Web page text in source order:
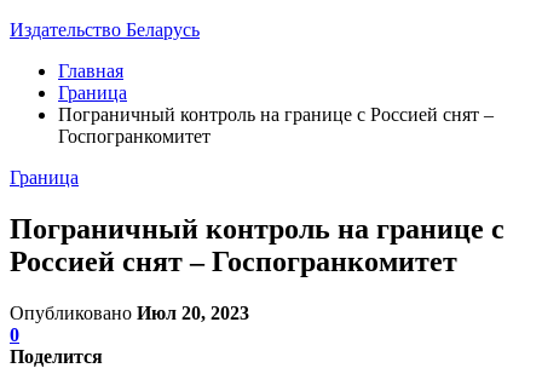
Издательство Беларусь
Главная
Граница
Пограничный контроль на границе с Россией снят –
Госпогранкомитет
Граница
Пограничный контроль на границе с
Россией снят – Госпогранкомитет
Опубликовано Июл 20, 2023
0
Поделится